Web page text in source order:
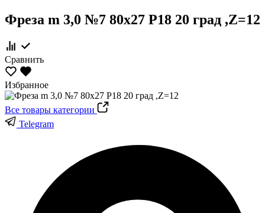
Фреза m 3,0 №7 80х27 Р18 20 град ,Z=12
Сравнить
Избранное
Все товары категории
Telegram